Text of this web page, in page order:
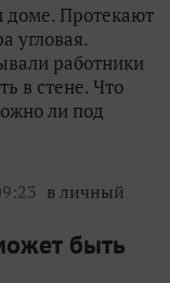
доме. Протекают
угловая.
работники
в стене. Что
ли под
в личный
быть